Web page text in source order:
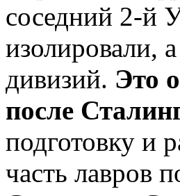
соседний 2-й
изолировали,
дивизий. Это
после
подготовку и
часть лавров